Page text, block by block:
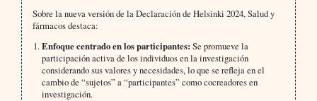
Sobre la nueva versión de la Declaración de Helsinki 2024, Salud y
fármacos destaca:
Enfoque centrado en los participantes: Se promueve la
participación activa de los individuos en la investigación
considerando sus valores y necesidades, lo que se refleja en el
cambio de “sujetos” a “participantes” como cocreadores en
investigación.